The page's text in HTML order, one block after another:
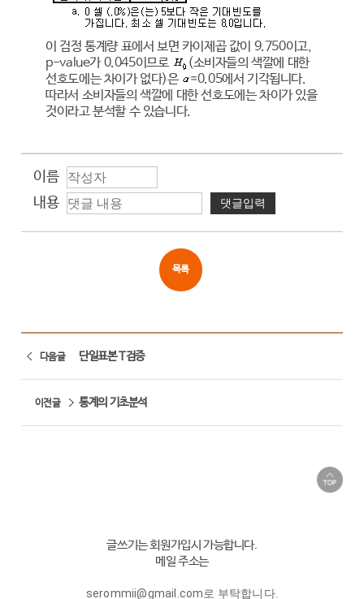
이 검정 통계량 표에서 보면 카이제곱 값이 9.750이고,
p-value가 0.045이므로
(소비자들의 색깔에 대한
선호도에는 차이가 없다)은
=0.05에서 기각됩니다.
따라서 소비자들의 색깔에 대한 선호도에는 차이가 있을
것이라고 분석할 수 있습니다.
이름
내용
목록
다음글 단일표본 T검증
이전글 통계의 기초분석
글쓰기는 회원가입시 가능합니다.
메일 주소는
serommii@gmail.com로 부탁합니다.